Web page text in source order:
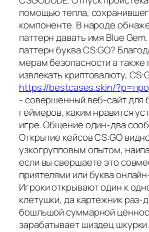
помощью тепла,
компоненте. В народе
паттерн давать имя Blue
паттерн буква CS:GO?
мерам безопасности а также
извлекать криптовалюту,
https://bestcases.skin/
- совершенный веб-сайт для
геймеров, каким нравится
игре. Общение один-два
Открытие кейсов CS:GO
узкогрупповым опытом,
если вы свершаете это
приятелями или буква
Игроки открывают один к
клетушки, да картежник раз-
бошльшой суммарной
зарабатывает шиздец